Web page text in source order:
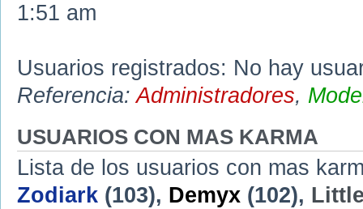
1:51 am
Usuarios registrados: No hay
Referencia:Administradores,
USUARIOS CON MAS KARMA
Lista de los usuarios con mas
Zodiark (103), Demyx (102),